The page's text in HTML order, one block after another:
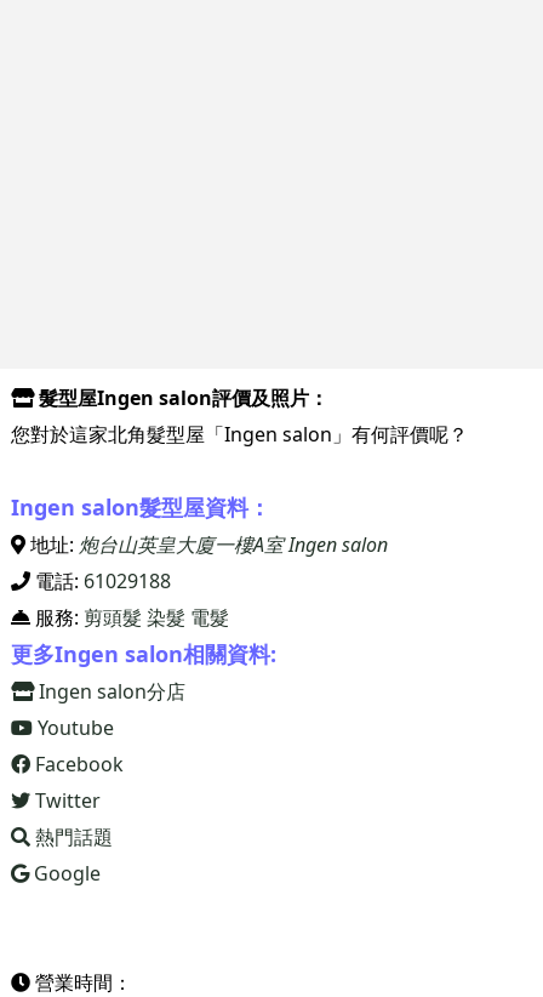
髮型屋Ingen salon評價及照片：
您對於這家北角髮型屋「Ingen salon」有何評價呢？
Ingen salon髮型屋資料：
地址: 炮台山英皇大廈一樓A室 Ingen salon
電話: 61029188
服務: 剪頭髮 染髮 電髮
更多Ingen salon相關資料:
Ingen salon分店
Youtube
Facebook
Twitter
熱門話題
Google
營業時間：